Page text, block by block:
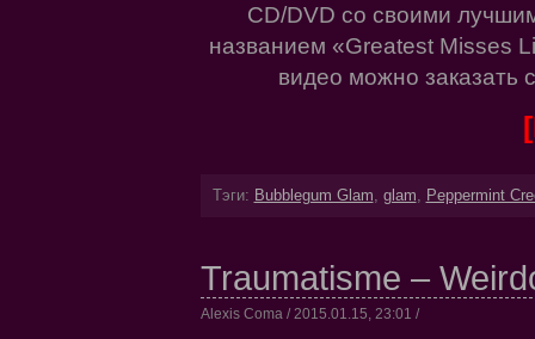
CD/DVD со своими
названием «Greatest Misses
видео можно заказать
Тэги: Bubblegum Glam, glam, Peppermint
Traumatisme –
Alexis Coma / 2015.01.15, 23:01 /